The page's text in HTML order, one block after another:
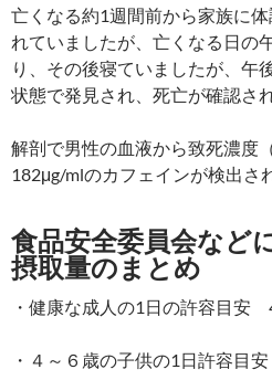
亡くなる約1週間前から家族に
れていましたが、亡くなる日の
り、その後寝ていましたが、午
状態で発見され、死亡が確認さ
解剖で男性の血液から致死濃度
182μg/mlのカフェインが検出さ
食品安全委員会など
摂取量のまとめ
・健康な成人の1日の許容目安
・４～６歳の子供の1日許容目